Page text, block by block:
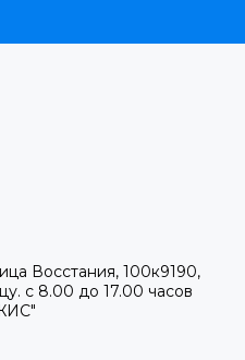
Восстания, 100к9190,
с 8.00 до 17.00 часов